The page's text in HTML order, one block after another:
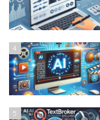
4
5